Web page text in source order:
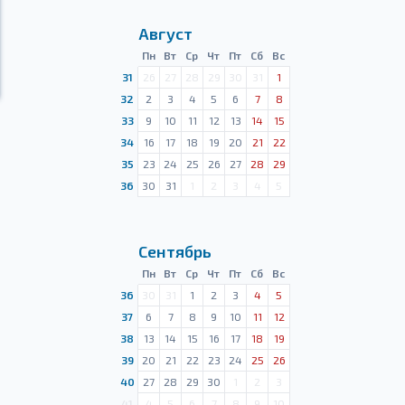
Август
Пн Вт Ср Чт Пт Сб
Вс
31
26 27 28 29 30 31
1
32
2 3 4 5 6 7
8
33
9 10 11 12 13 14
15
34
16 17 18 19 20 21
22
35
23 24 25 26 27 28
29
36
30 31 1 2 3 4 5
Сентябрь
Пн Вт Ср Чт Пт Сб
Вс
36
30 31 1 2 3 4
5
37
6 7 8 9 10 11
12
38
13 14 15 16 17 18
19
39
20 21 22 23 24 25
26
40
27 28 29 30 1 2
3